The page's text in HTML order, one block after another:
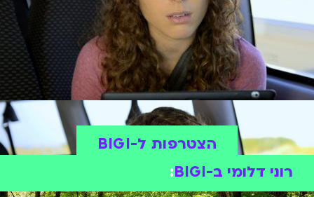
הצטרפות ל-BIGI
רוני דלומי ב-BIGI
: